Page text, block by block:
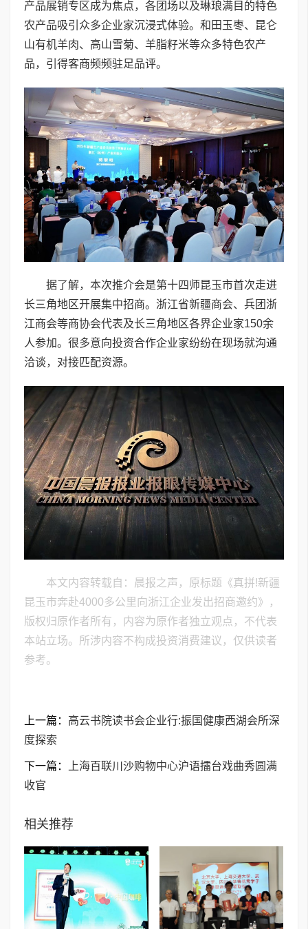
产品展销专区成为焦点，各团场以及琳琅满目的特色
农产品吸引众多企业家沉浸式体验。和田玉枣、昆仑
山有机羊肉、高山雪菊、羊脂籽米等众多特色农产
品，引得客商频频驻足品评。
据了解，本次推介会是第十四师昆玉市首次走进
长三角地区开展集中招商。浙江省新疆商会、兵团浙
江商会等商协会代表及长三角地区各界企业家150余
人参加。很多意向投资合作企业家纷纷在现场就沟通
洽谈，对接匹配资源。
本文内容转载自：晨报之声，原标题《真拼!新疆
昆玉市奔赴4000多公里向浙江企业发出招商邀约》，
版权归原作者所有，内容为原作者独立观点，不代表
本站立场。所涉内容不构成投资消费建议，仅供读者
参考。
上一篇： 高云书院读书会企业行:振国健康西湖会所深
度探索
下一篇：
上海百联川沙购物中心沪语擂台戏曲秀圆满
收官
相关推荐